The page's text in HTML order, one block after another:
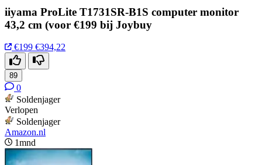
iiyama ProLite T1731SR-B1S computer monitor
43,2 cm (voor €199 bij Joybuy
€199 €394,22
89
0
Soldenjager
Verlopen
Soldenjager
Amazon.nl
1mnd